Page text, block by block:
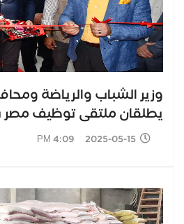
وزير الشباب والرياضة
يطلقان ملتقى توظيف مصر بـ3500 فرصة
2025-05-15 4:09 PM